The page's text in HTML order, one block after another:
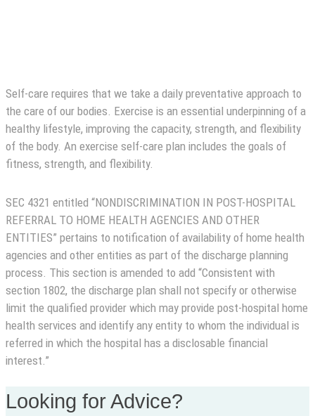
Self-care requires that we take a daily preventative approach to
the care of our bodies. Exercise is an essential underpinning of a
healthy lifestyle, improving the capacity, strength, and flexibility
of the body. An exercise self-care plan includes the goals of
fitness, strength, and flexibility.
SEC 4321 entitled “NONDISCRIMINATION IN POST-HOSPITAL
REFERRAL TO HOME HEALTH AGENCIES AND OTHER
ENTITIES” pertains to notification of availability of home health
agencies and other entities as part of the discharge planning
process. This section is amended to add “Consistent with
section 1802, the discharge plan shall not specify or otherwise
limit the qualified provider which may provide post-hospital home
health services and identify any entity to whom the individual is
referred in which the hospital has a disclosable financial
interest.”
Looking for Advice?